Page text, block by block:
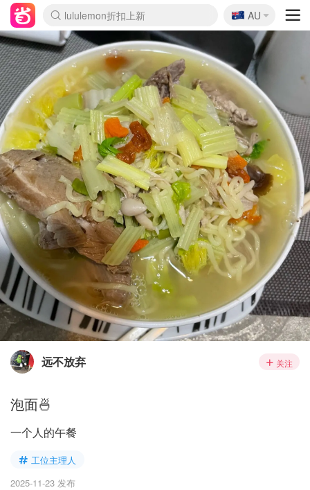
lululemon折扣上新
Sasa美妆护肤3.5折
SSENSE年中2.5折
FreshBeauty好价汇总
Cettire降价+叠9折
WWS Coles超市实拍
viagogo二手票捡漏
Myer折扣汇总
The Outnet奢牌1折起
David Jones 3折起
Flannels大牌1折
Perfumes Club护肤1折
AMIRO面罩$251
Amazon折扣汇总
eToro入金$200送$50
Amazon数码好物
ICONIC本周7.5折
ThedoubleF高奢地板价
Moose Knuckles 6折
EUFY摄像头$98
Selenichast首饰2折
Trip机票酒店促销
YSL送5件彩妆礼
Amazon家居好物
Amazon美妆护肤
雅漾大喷$8
过敏原检测盒$33
科颜氏高保湿面霜$29
SEALIFE海洋馆门票6折
丝塔芙大白罐$16
订阅Newsletter送香薰
Cult Beauty 6.8折
Harrods圣诞日历$525
LN-CC奢牌私促3折
d'Alba空姐喷雾$16
EVE LOM套装£56
Bernardelli独家4折
Adore Beauty 6折起
CT圣诞日历
Mytheresa奢品2.7折
Luxury Escapes 9折
Currentbody美容仪$881
MOON Garden Live
Roborock扫地机$649
Tingo Life水杯$24
Valentino官网5折
CR洗护套装$23
修丽可4件套$159
GANNI官网4.5折
Stylevana韩妆4折
Tessabit高奢8.5折
OGX洗发水$11
Amazon阿德莱德次日达
卡诗8.5折+赠礼
Philips Hue灯具8折
La Mer送8件礼值$529
🇦🇺
AU
远不放弃 关注
泡面🍜
一个人的午餐
工位主理人
2025-11-23 发布